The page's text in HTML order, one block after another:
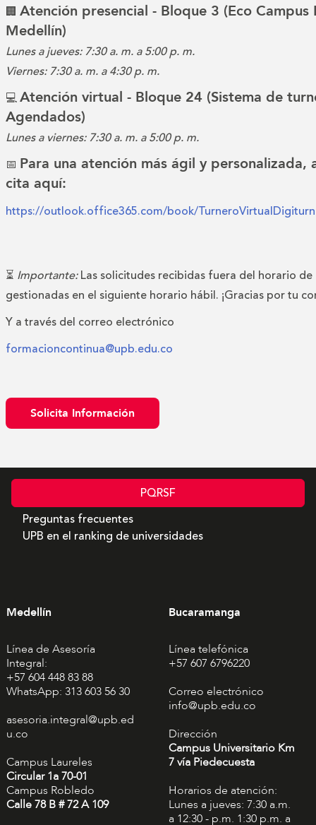
🏢 Atención presencial - Bloque 3 (Eco Campus
Medellín)
Lunes a jueves: 7:30 a. m. a 5:00 p. m.
Viernes: 7:30 a. m. a 4:30 p. m.
💻Atención virtual - Bloque 24 (Sistema de
Agendados)
Lunes a viernes: 7:30 a. m. a 5:00 p. m.
📅 Para una atención más ágil y personalizada,
cita aquí:
https://outlook.office365.com/book/
⏳ Importante:Las solicitudes recibidas fuera del horario de
gestionadas en el siguiente horario hábil. ¡Gracias por tu
Y a través del correo electrónico
formacioncontinua@upb.edu.co
Solicita Información
PQRSF
Preguntas frecuentes
UPB en el ranking de universidades
Medellín
Línea de Asesoría
Integral:
+57 604 448 83 88
WhatsApp: 313 603 56 30
asesoria.integral@upb.ed
u.co
Campus Laureles
Circular 1a 70-01
Campus Robledo
Calle 78 B # 72 A 109
Bucaramanga
Línea telefónica
+57 607 6796220
Correo electrónico
info@upb.edu.co
Dirección
Campus Universitario Km
7 vía Piedecuesta
Horarios de atención:
Lunes a jueves: 7:30 a.m.
a 12:30 - p.m. 1:30 p.m. a